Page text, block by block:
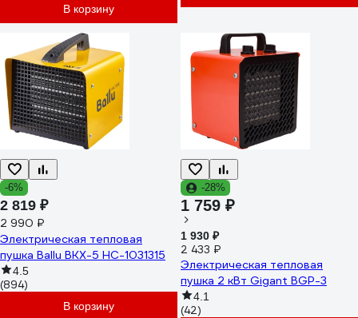
В корзину
-6%
2 819 ₽
2 990 ₽
Электрическая тепловая
пушка Ballu BKX-5 НС-1031315
4.5
(894)
В корзину
-28%
1 759 ₽
1 930 ₽
2 433 ₽
Электрическая тепловая
пушка 2 кВт Gigant BGP-3
4.1
(42)